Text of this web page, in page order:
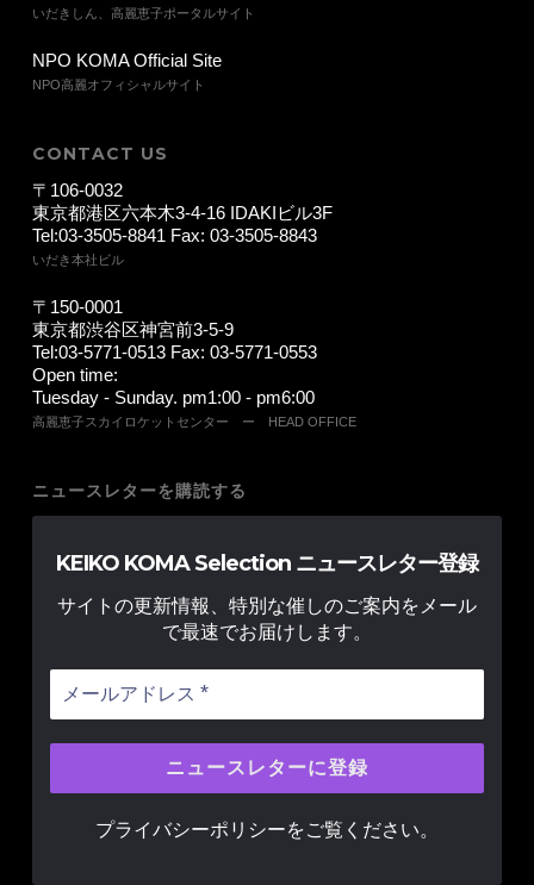
いだきしん、高麗恵子ポータルサイト
NPO KOMA Official Site
NPO高麗オフィシャルサイト
CONTACT US
〒106-0032
東京都港区六本木3-4-16 IDAKIビル3F
Tel:03-3505-8841 Fax: 03-3505-8843
いだき本社ビル
〒150-0001
東京都渋谷区神宮前3-5-9
Tel:03-5771-0513 Fax: 03-5771-0553
Open time:
Tuesday - Sunday. pm1:00 - pm6:00
高麗恵子スカイロケットセンター ー HEAD OFFICE
ニュースレターを購読する
KEIKO KOMA Selection ニュースレター登録
サイトの更新情報、特別な催しのご案内をメール
で最速でお届けします。
プライバシーポリシーをご覧ください。